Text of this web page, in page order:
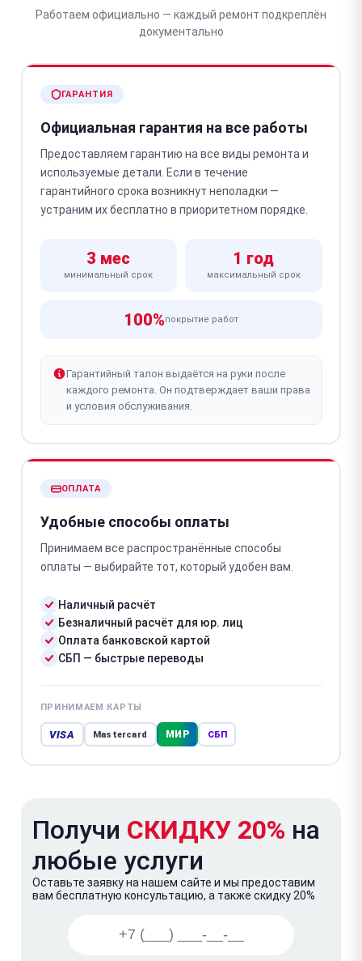
Работаем официально — каждый ремонт подкреплён
документально
ГАРАНТИЯ
Официальная гарантия на все работы
Предоставляем гарантию на все виды ремонта и
используемые детали. Если в течение
гарантийного срока возникнут неполадки —
устраним их бесплатно в приоритетном порядке.
3 мес
минимальный срок
1 год
максимальный срок
100%покрытие работ
Гарантийный талон выдаётся на руки после
каждого ремонта. Он подтверждает ваши права
и условия обслуживания.
ОПЛАТА
Удобные способы оплаты
Принимаем все распространённые способы
оплаты — выбирайте тот, который удобен вам.
Наличный расчёт
Безналичный расчёт для юр. лиц
Оплата банковской картой
СБП — быстрые переводы
ПРИНИМАЕМ КАРТЫ
VISA Mastercard МИР СБП
Получи СКИДКУ 20% на
любые услуги
Оставьте заявку на нашем сайте и мы предоставим
вам бесплатную консультацию, а также скидку 20%